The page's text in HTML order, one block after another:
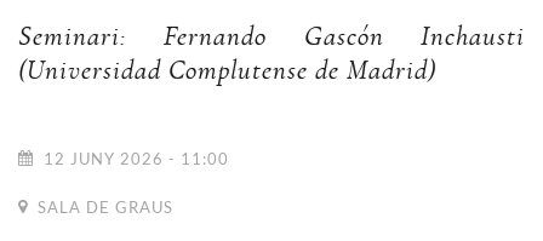
Seminari: Fernando Gascón Inchausti
(Universidad Complutense de Madrid)
12 JUNY 2026 - 11:00
SALA DE GRAUS